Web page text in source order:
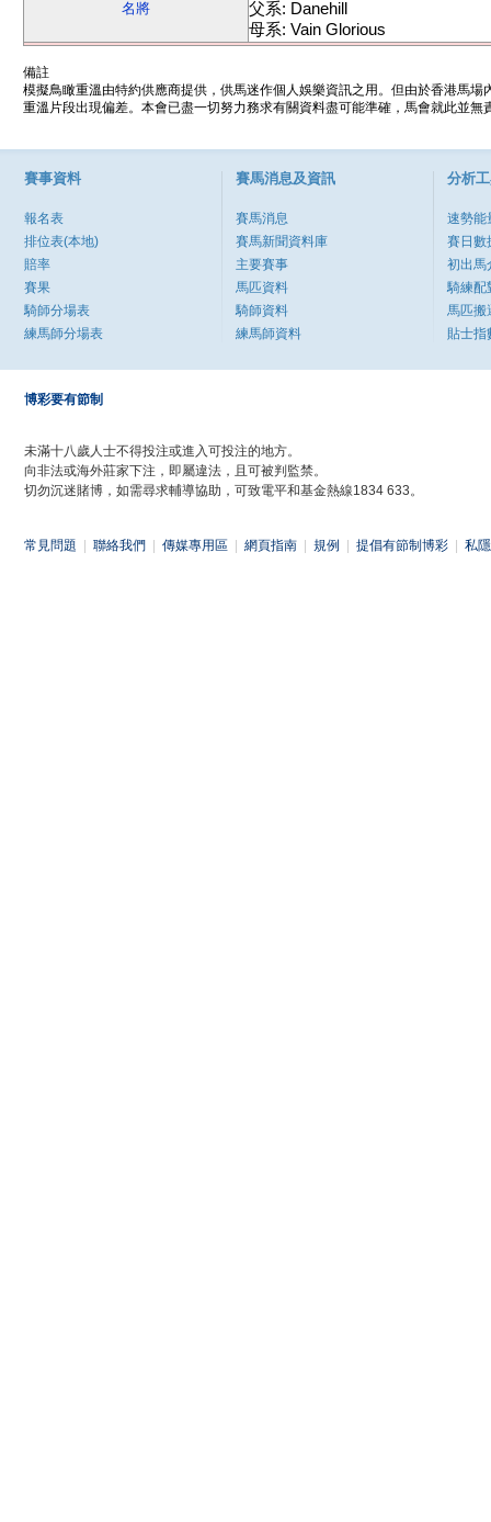
名將
父系: Danehill
母系: Vain Glorious
備註
模擬鳥瞰重溫由特約供應商提供，供馬迷作個人娛樂資訊之用。但由於香港馬
重溫片段出現偏差。本會已盡一切努力務求有關資料盡可能準確，馬會就此並
賽事資料
報名表
排位表(本地)
賠率
賽果
騎師分場表
練馬師分場表
賽馬消息及資訊
賽馬消息
賽馬新聞資料庫
主要賽事
馬匹資料
騎師資料
練馬師資料
分析
速勢能
賽日數
初出馬
騎練配
馬匹搬
貼士指
博彩要有節制
未滿十八歲人士不得投注或進入可投注的地方。
向非法或海外莊家下注，即屬違法，且可被判監禁。
切勿沉迷賭博，如需尋求輔導協助，可致電平和基金熱線1834 633。
常見問題 聯絡我們 傳媒專用區 網頁指南 規例 提倡有節制博彩 私